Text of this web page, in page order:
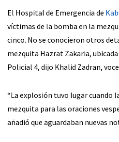
El Hospital de Emergencia de
víctimas de la bomba en la
cinco. No se conocieron otros
mezquita Hazrat Zakaria,
Policial 4, dijo Khalid Zadran,
“La explosión tuvo lugar cuando
mezquita para las oraciones
añadió que aguardaban nuevas